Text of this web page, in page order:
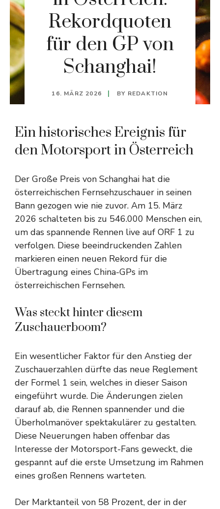
Rekordquoten
für den GP von
Schanghai!
16. MÄRZ 2026 BY REDAKTION
Ein historisches Ereignis für
den Motorsport in Österreich
Der Große Preis von Schanghai hat die
österreichischen Fernsehzuschauer in seinen
Bann gezogen wie nie zuvor. Am 15. März
2026 schalteten bis zu 546.000 Menschen ein,
um das spannende Rennen live auf ORF 1 zu
verfolgen. Diese beeindruckenden Zahlen
markieren einen neuen Rekord für die
Übertragung eines China-GPs im
österreichischen Fernsehen.
Was steckt hinter diesem
Zuschauerboom?
Ein wesentlicher Faktor für den Anstieg der
Zuschauerzahlen dürfte das neue Reglement
der Formel 1 sein, welches in dieser Saison
eingeführt wurde. Die Änderungen zielen
darauf ab, die Rennen spannender und die
Überholmanöver spektakulärer zu gestalten.
Diese Neuerungen haben offenbar das
Interesse der Motorsport-Fans geweckt, die
gespannt auf die erste Umsetzung im Rahmen
eines großen Rennens warteten.
Der Marktanteil von 58 Prozent, der in der